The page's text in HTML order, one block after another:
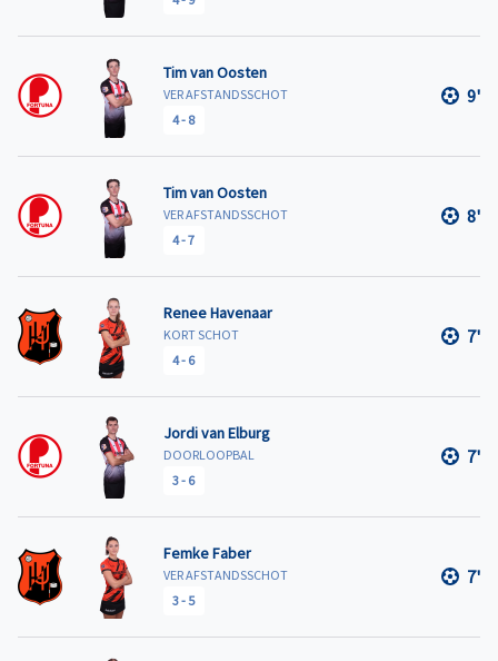
Tim van Oosten
VER AFSTANDSSCHOT
4- 8
9'
Tim van Oosten
VER AFSTANDSSCHOT
4-7
8'
Renee Havenaar
KORT SCHOT
4- 6
7'
Jordi van Elburg
DOORLOOPBAL
3- 6
7'
Femke Faber
VER AFSTANDSSCHOT
3-5
7'